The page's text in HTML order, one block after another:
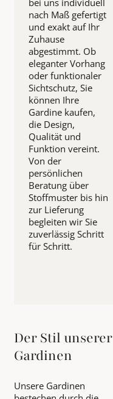
bei uns individuell
nach Maß gefertigt
und exakt auf Ihr
Zuhause
abgestimmt. Ob
eleganter Vorhang
oder funktionaler
Sichtschutz, Sie
können Ihre
Gardine kaufen,
die Design,
Qualität und
Funktion vereint.
Von der
persönlichen
Beratung über
Stoffmuster bis hin
zur Lieferung
begleiten wir Sie
zuverlässig Schritt
für Schritt.
Der Stil unserer
Gardinen
Unsere Gardinen